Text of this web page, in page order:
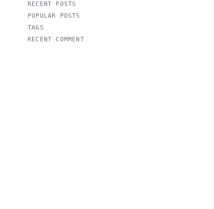
RECENT POSTS
POPULAR POSTS
TAGS
RECENT COMMENT